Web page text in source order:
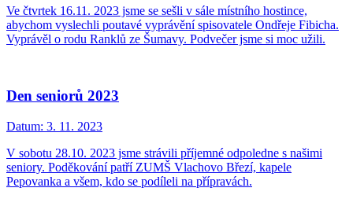
Ve čtvrtek 16.11. 2023 jsme se sešli v sále místního hostince,
abychom vyslechli poutavé vyprávění spisovatele Ondřeje Fibicha.
Vyprávěl o rodu Ranklů ze Šumavy. Podvečer jsme si moc užili.
Den seniorů 2023
Datum: 3. 11. 2023
V sobotu 28.10. 2023 jsme strávili příjemné odpoledne s našimi
seniory. Poděkování patří ZUMŠ Vlachovo Březí, kapele
Pepovanka a všem, kdo se podíleli na přípravách.